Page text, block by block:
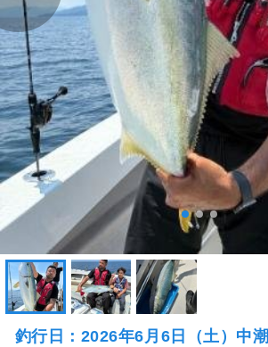
釣行日：2026年6月6日（土）中潮